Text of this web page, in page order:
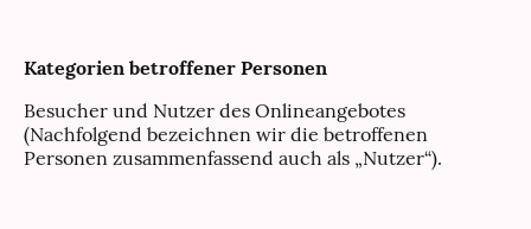
Kategorien betroffener Personen
Besucher und Nutzer des Onlineangebotes
(Nachfolgend bezeichnen wir die betroffenen
Personen zusammenfassend auch als „Nutzer“).